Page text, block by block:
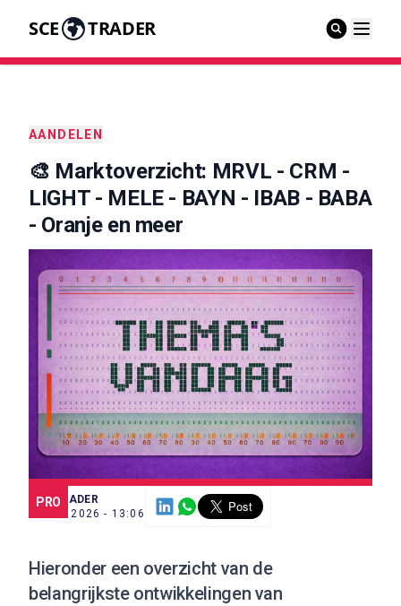
SCE TRADER
AANDELEN
🎨 Marktoverzicht: MRVL - CRM -
LIGHT - MELE - BAYN - IBAB - BABA
- Oranje en meer
PRO
SCE TRADER
2 JUN. 2026 - 13:06
Hieronder een overzicht van de
belangrijkste ontwikkelingen van